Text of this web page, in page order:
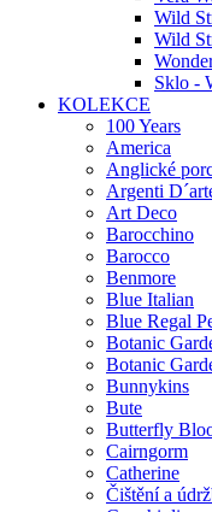
Wild
Wild
Sklo -
KOLEKCE
100 Years
America
Anglické
Argenti
Art Deco
Barocchino
Barocco
Benmore
Blue Italian
Blue Regal
Botanic
Botanic
Bunnykins
Bute
Butterfly
Cairngorm
Catherine
Čištění a